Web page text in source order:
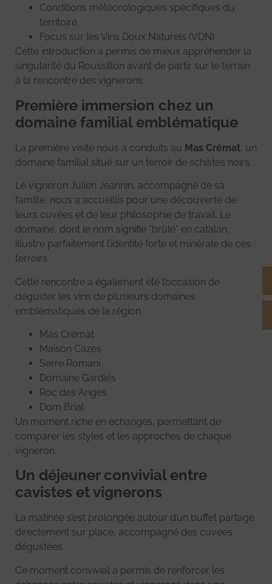
Conditions météorologiques spécifiques du
territoire
Focus sur les Vins Doux Naturels (VDN)
Cette introduction a permis de mieux appréhender la
singularité du Roussillon avant de partir sur le terrain
à la rencontre des vignerons.
Première immersion chez un
domaine familial emblématique
La première visite nous a conduits au Mas Crémat, un
domaine familial situé sur un terroir de schistes noirs.
Le vigneron Julien Jeannin, accompagné de sa
famille, nous a accueillis pour une découverte de
leurs cuvées et de leur philosophie de travail. Le
domaine, dont le nom signifie “brûlé” en catalan,
illustre parfaitement l’identité forte et minérale de ces
terroirs.
Cette rencontre a également été l’occasion de
déguster les vins de plusieurs domaines
emblématiques de la région :
Mas Crémat
Maison Cazes
Serre Romani
Domaine Gardiés
Roc des Anges
Dom Brial
Un moment riche en échanges, permettant de
comparer les styles et les approches de chaque
vigneron.
Un déjeuner convivial entre
cavistes et vignerons
La matinée s’est prolongée autour d’un buffet partagé
directement sur place, accompagné des cuvées
dégustées.
Ce moment convivial a permis de renforcer les